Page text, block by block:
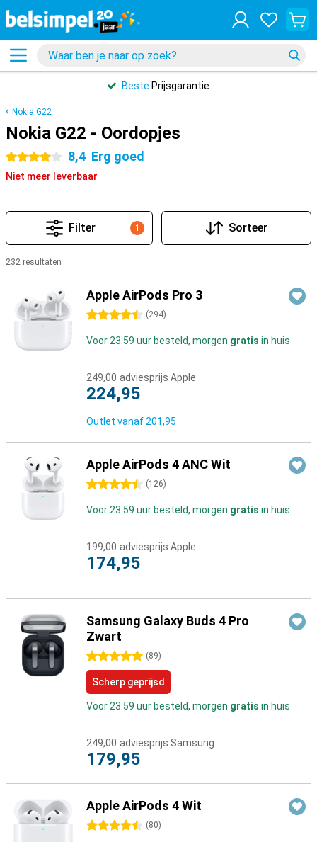
Beste Prijsgarantie
Nokia G22
Nokia G22 - Oordopjes
4 sterren 8,4 Erg goed
Niet meer leverbaar
1
Filter Sorteer
232 resultaten
Apple AirPods Pro 3
4.5 sterren (294)
Voor 23:59 uur besteld, morgen gratis in huis
249,00 adviesprijs Apple
224,95
Outlet vanaf 201,95
Apple AirPods 4 ANC Wit
4.5 sterren (126)
Voor 23:59 uur besteld, morgen gratis in huis
199,00 adviesprijs Apple
174,95
Samsung Galaxy Buds 4 Pro
Zwart
5 sterren (89)
Scherp geprijsd
Voor 23:59 uur besteld, morgen gratis in huis
249,00 adviesprijs Samsung
179,95
Apple AirPods 4 Wit
4.5 sterren (80)